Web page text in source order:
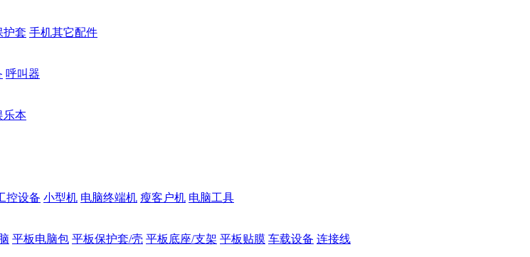
护套 手机其它配件
呼叫器
乐本
控设备 小型机 电脑终端机 瘦客户机 电脑工具
平板电脑包 平板保护套/壳 平板底座/支架 平板贴膜 车载设备 连接线